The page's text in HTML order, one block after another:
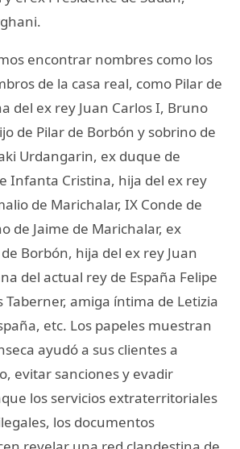
encontrar nombres como los
de la casa real, como Pilar de
del ex rey Juan Carlos I, Bruno
de Pilar de Borbón y sobrino de
Urdangarin, ex duque de
Infanta Cristina, hija del ex rey
de Marichalar, IX Conde de
de Jaime de Marichalar, ex
Borbón, hija del ex rey Juan
del actual rey de España Felipe
Taberner, amiga íntima de Letizia
etc. Los papeles muestran
ayudó a sus clientes a
evitar sanciones y evadir
los servicios extraterritoriales
los documentos